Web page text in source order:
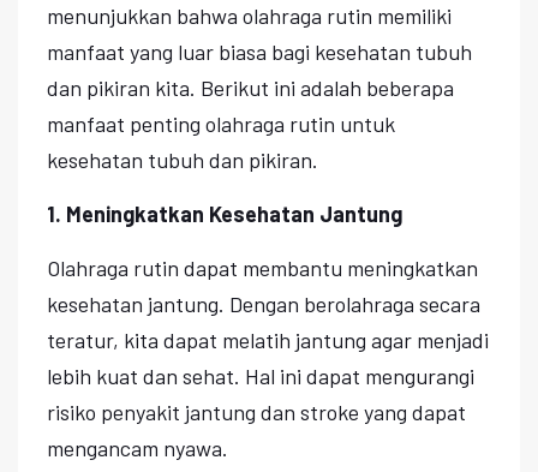
menunjukkan bahwa olahraga rutin memiliki
manfaat yang luar biasa bagi kesehatan tubuh
dan pikiran kita. Berikut ini adalah beberapa
manfaat penting olahraga rutin untuk
kesehatan tubuh dan pikiran.
1. Meningkatkan Kesehatan Jantung
Olahraga rutin dapat membantu meningkatkan
kesehatan jantung. Dengan berolahraga secara
teratur, kita dapat melatih jantung agar menjadi
lebih kuat dan sehat. Hal ini dapat mengurangi
risiko penyakit jantung dan stroke yang dapat
mengancam nyawa.